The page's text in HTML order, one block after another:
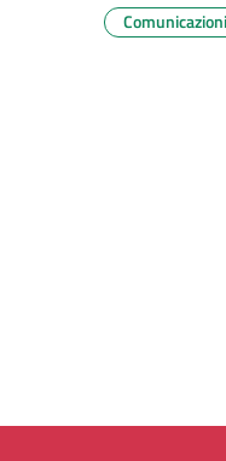
Comunicazioni